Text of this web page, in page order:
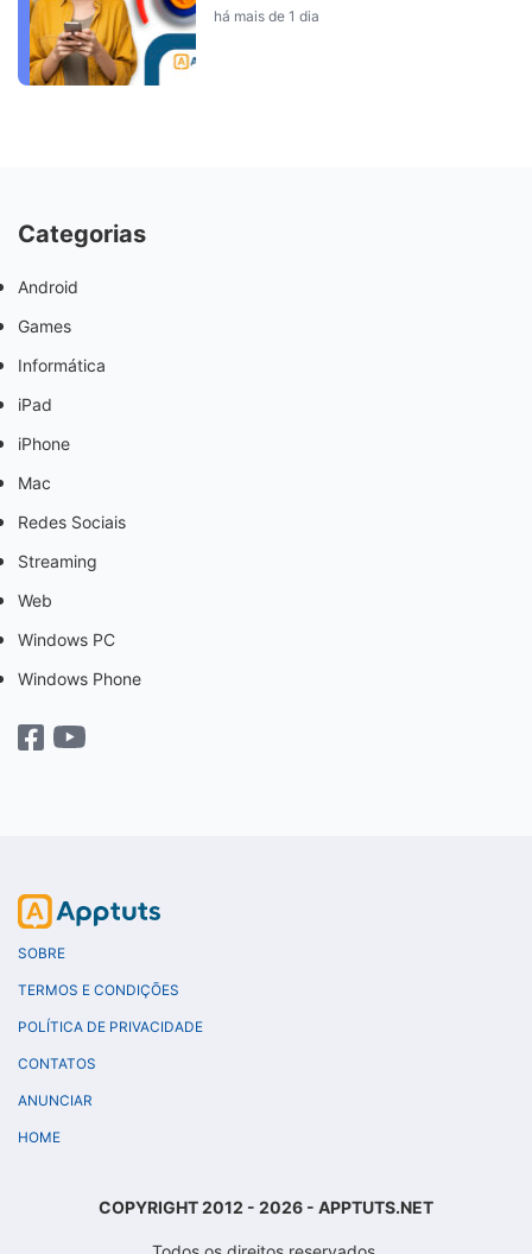
há mais de 1 dia
Categorias
Android
Games
Informática
iPad
iPhone
Mac
Redes Sociais
Streaming
Web
Windows PC
Windows Phone
SOBRE
TERMOS E CONDIÇÕES
POLÍTICA DE PRIVACIDADE
CONTATOS
ANUNCIAR
HOME
COPYRIGHT 2012 - 2026 - APPTUTS.NET